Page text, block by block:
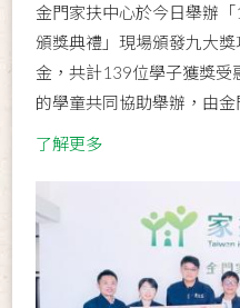
金門家扶中心於今日舉辦
頒獎典禮」現場頒發九大
金，共計139位學子獲獎受
的學童共同協助舉辦，由金
了解更多